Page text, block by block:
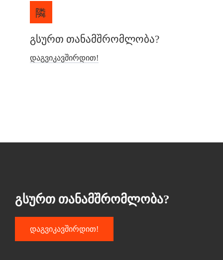
Გსურთ Თანამშრომლობა?
Დაგვიკავშირდით!
Გსურთ Თანამშრომლობა?
Დაგვიკავშირდით!